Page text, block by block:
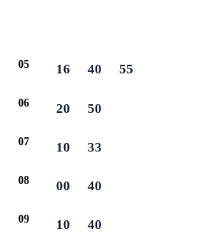
05 16 40 55
06 20 50
07 10 33
08 00 40
09 10 40